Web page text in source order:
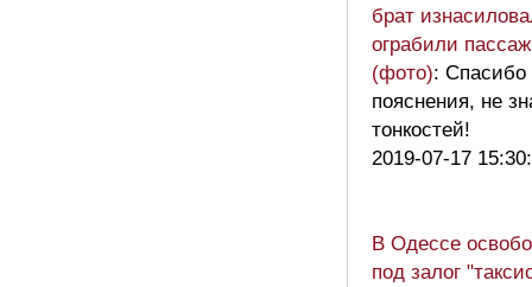
брат
ограбили
(фото): Спасибо
пояснения, не
тонкостей!
2019-07-17
В Одессе
под залог